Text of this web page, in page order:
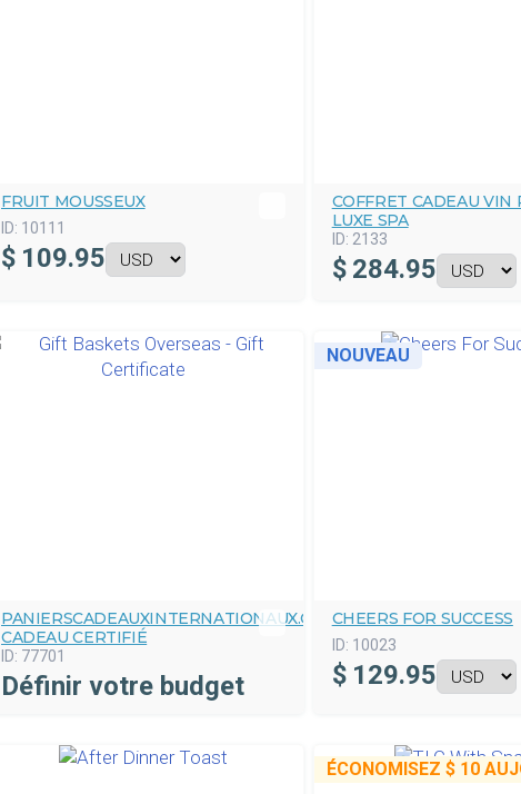
FRUIT MOUSSEUX
ID: 10111
$ 109.95
COFFRET CADEAU VIN
LUXE SPA
ID: 2133
$ 284.95
PANIERSCADEAUXINTERNATIONAUX.COM
CADEAU CERTIFIÉ
ID: 77701
Définir votre budget
NOUVEAU
CHEERS FOR SUCCESS
ID: 10023
$ 129.95
ÉCONOMISEZ $ 10